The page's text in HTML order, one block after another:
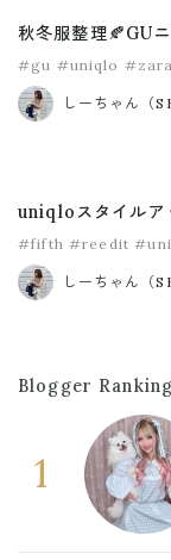
秋冬服整理🍂GU
#gu #uniqlo #zara
しーちゃん（
uniqloスタイルア
#fifth #reedit
#スリムストレート
しーちゃん（
Blogger Ranking
1